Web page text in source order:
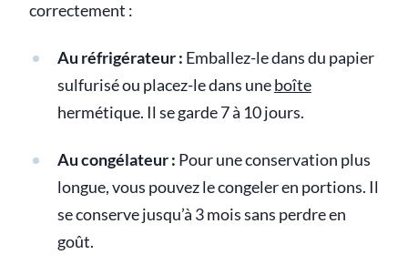
correctement :
Au réfrigérateur : Emballez-le dans du papier
sulfurisé ou placez-le dans uneboîte
hermétique. Il se garde 7 à 10 jours.
Au congélateur : Pour une conservation plus
longue, vous pouvez le congeler en portions. Il
se conserve jusqu’à 3 mois sans perdre en
goût.